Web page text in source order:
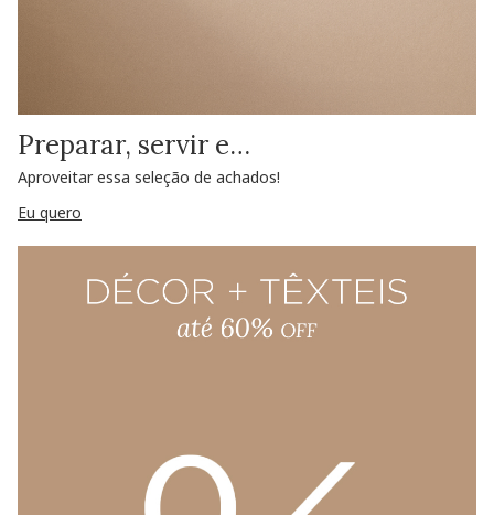
Preparar, servir e…
Aproveitar essa seleção de achados!
Eu quero